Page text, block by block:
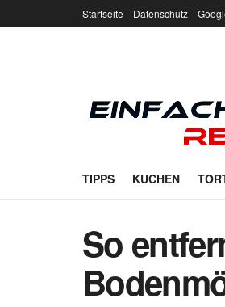
Startseite Datenschutz
TIPPS KUCHEN
So